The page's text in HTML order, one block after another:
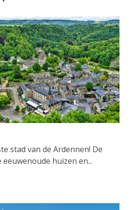
stad van de Ardennen! De
huizen en...